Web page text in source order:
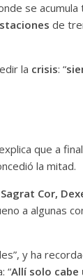
se acumula
de
la crisis: “
que a
la mitad.
Cor,
a algunas
y ha
“Allí solo cabe